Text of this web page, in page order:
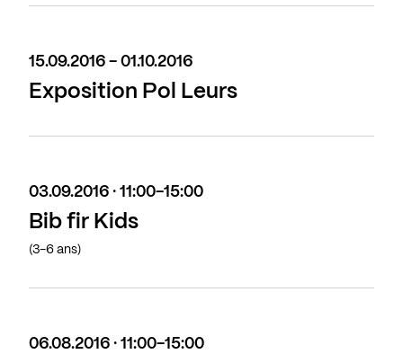
15.09.2016 - 01.10.2016
Exposition Pol Leurs
03.09.2016 · 11:00-15:00
Bib fir Kids
(3-6 ans)
06.08.2016 · 11:00-15:00